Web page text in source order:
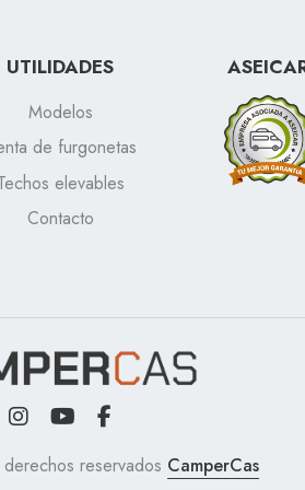
UTILIDADES
Modelos
de furgonetas
elevables
Contacto
reservados CamperCas